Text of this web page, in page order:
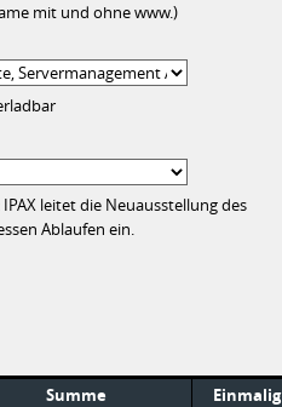
mit und ohne www.)
leitet die Neuausstellung des
Ablaufen ein.
Summe
Einmalig